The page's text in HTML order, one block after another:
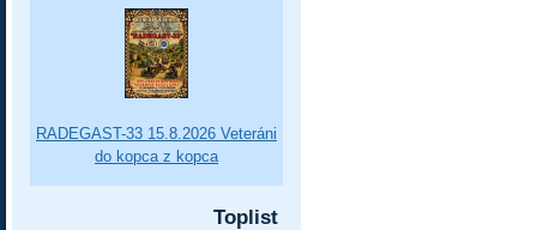
RADEGAST-33 15.8.2026 Veteráni
do kopca z kopca
Toplist